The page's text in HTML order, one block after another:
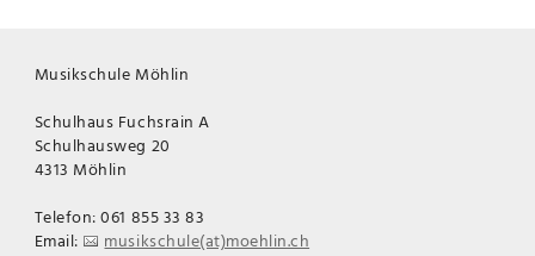
Musikschule Möhlin
Schulhaus Fuchsrain A
Schulhausweg 20
4313 Möhlin
Telefon: 061 855 33 83
Email:
musikschule(at)moehlin.ch